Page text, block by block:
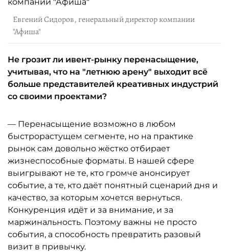
Евгений Сидоров, генеральный директор компании
"Афиша"
Не грозит ли ивент-рынку перенасыщение,
учитывая, что на "летнюю арену" выходит всё
больше представителей креативных индустрий
со своими проектами?
— Перенасыщение возможно в любом
быстрорастущем сегменте, но на практике
рынок сам довольно жёстко отбирает
жизнеспособные форматы. В нашей сфере
выигрывают не те, кто громче анонсирует
событие, а те, кто даёт понятный сценарий дня и
качество, за которым хочется вернуться.
Конкуренция идёт и за внимание, и за
маржинальность. Поэтому важны не просто
события, а способность превратить разовый
визит в привычку.